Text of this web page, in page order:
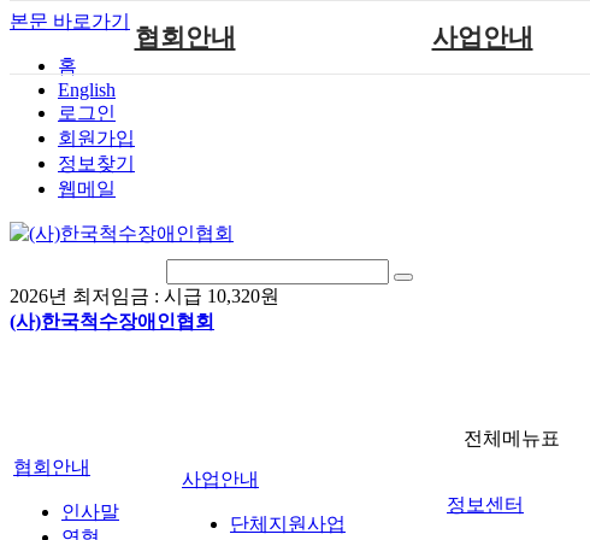
본문 바로가기
홈
English
로그인
회원가입
정보찾기
웹메일
2026년 최저임금 : 시급 10,320원
(사)한국척수장애인협회
협회안내
척수장애란?
찾아오시는길
사업안내
국제 교류/개발 협력사업
전체메뉴표
협회안내
인사말
사업안내
단체지원사업
정보센터